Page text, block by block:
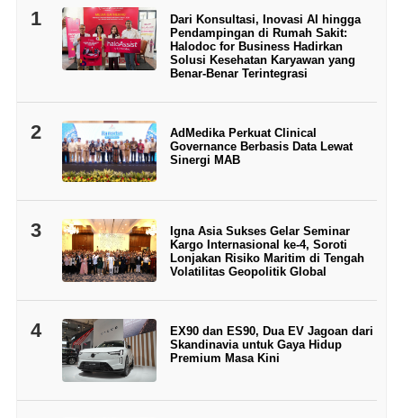
1
Dari Konsultasi, Inovasi AI hingga
Pendampingan di Rumah Sakit:
Halodoc for Business Hadirkan
Solusi Kesehatan Karyawan yang
Benar-Benar Terintegrasi
2
AdMedika Perkuat Clinical
Governance Berbasis Data Lewat
Sinergi MAB
3
Igna Asia Sukses Gelar Seminar
Kargo Internasional ke-4, Soroti
Lonjakan Risiko Maritim di Tengah
Volatilitas Geopolitik Global
4
EX90 dan ES90, Dua EV Jagoan dari
Skandinavia untuk Gaya Hidup
Premium Masa Kini